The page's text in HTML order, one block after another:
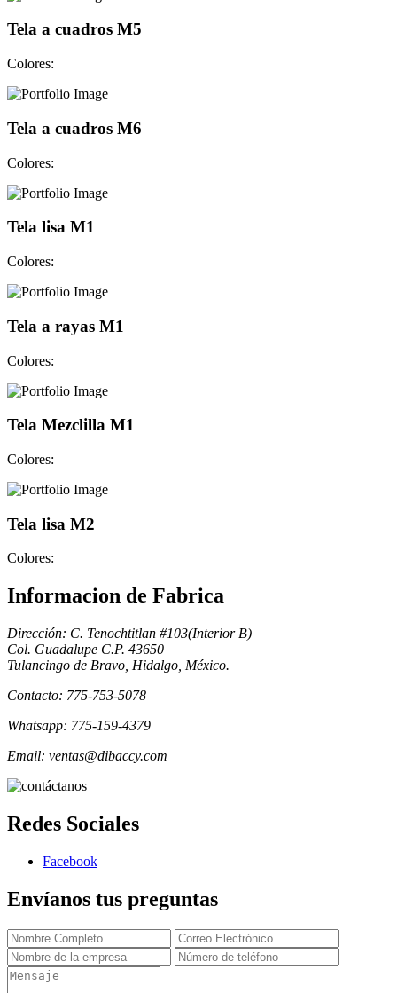
Tela a cuadros M5
Colores:
Tela a cuadros M6
Colores:
Tela lisa M1
Colores:
Tela a rayas M1
Colores:
Tela Mezclilla M1
Colores:
Tela lisa M2
Colores:
Informacion de Fabrica
Dirección: C. Tenochtitlan #103(Interior B)
Col. Guadalupe C.P. 43650
Tulancingo de Bravo, Hidalgo, México.
Contacto: 775-753-5078
Whatsapp: 775-159-4379
Email: ventas@dibaccy.com
Redes Sociales
Facebook
Envíanos tus preguntas